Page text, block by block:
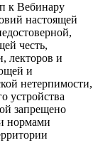
к Вебинару
настоящей
честь,
лекторов и
и
нетерпимости,
устройства
запрещено
нормами